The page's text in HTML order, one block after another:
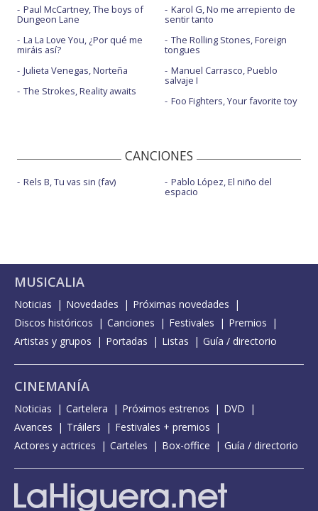
Paul McCartney, The boys of
Dungeon Lane
La La Love You, ¿Por qué me
miráis así?
Julieta Venegas, Norteña
The Strokes, Reality awaits
Karol G, No me arrepiento de
sentir tanto
The Rolling Stones, Foreign
tongues
Manuel Carrasco, Pueblo
salvaje I
Foo Fighters, Your favorite toy
CANCIONES
Rels B, Tu vas sin (fav) Pablo López, El niño del
espacio
MUSICALIA
Noticias Novedades
Próximas novedades
Discos históricos
Canciones Festivales
Premios
Artistas y grupos
Portadas Listas Guía / directorio
CINEMANÍA
Noticias Cartelera Próximos estrenos
DVD
Avances
Tráilers
Festivales + premios
Actores y actrices
Carteles Box-office Guía / directorio